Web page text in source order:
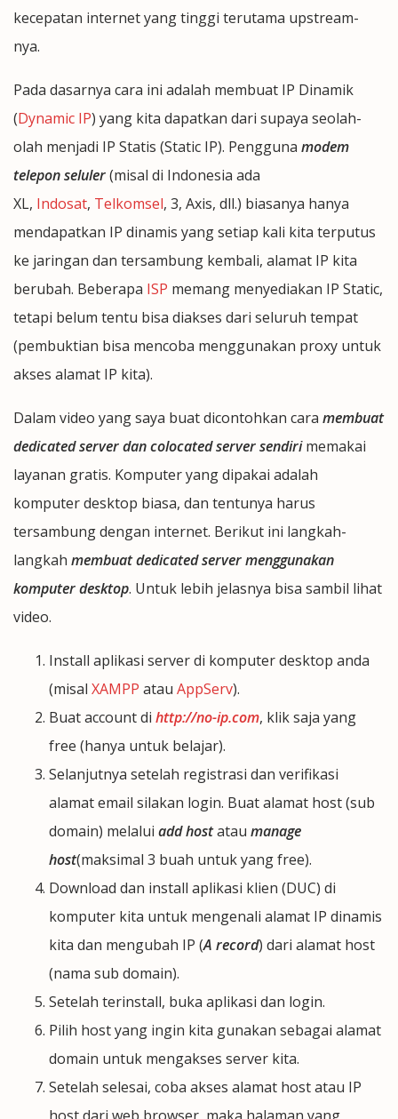
kecepatan internet yang tinggi terutama upstream-
nya.
Pada dasarnya cara ini adalah membuat IP Dinamik
(Dynamic IP) yang kita dapatkan dari supaya seolah-
olah menjadi IP Statis (Static IP). Pengguna modem
telepon seluler(misal di Indonesia ada
XL, Indosat, Telkomsel, 3, Axis, dll.) biasanya hanya
mendapatkan IP dinamis yang setiap kali kita terputus
ke jaringan dan tersambung kembali, alamat IP kita
berubah. Beberapa ISP memang menyediakan IP Static,
tetapi belum tentu bisa diakses dari seluruh tempat
(pembuktian bisa mencoba menggunakan proxy untuk
akses alamat IP kita).
Dalam video yang saya buat dicontohkan cara membuat
dedicated server dan colocated server sendirimemakai
layanan gratis. Komputer yang dipakai adalah
komputer desktop biasa, dan tentunya harus
tersambung dengan internet. Berikut ini langkah-
langkah membuat dedicated server menggunakan
komputer desktop. Untuk lebih jelasnya bisa sambil lihat
video.
Install aplikasi server di komputer desktop anda
(misal XAMPP atau AppServ).
Buat account di http://no-ip.com, klik saja yang
free (hanya untuk belajar).
Selanjutnya setelah registrasi dan verifikasi
alamat email silakan login. Buat alamat host (sub
domain) melalui add hostatau manage
host(maksimal 3 buah untuk yang free).
Download dan install aplikasi klien (DUC) di
komputer kita untuk mengenali alamat IP dinamis
kita dan mengubah IP (A record) dari alamat host
(nama sub domain).
Setelah terinstall, buka aplikasi dan login.
Pilih host yang ingin kita gunakan sebagai alamat
domain untuk mengakses server kita.
Setelah selesai, coba akses alamat host atau IP